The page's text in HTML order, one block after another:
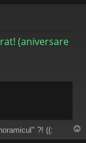
(aniversare
?! ((:
u